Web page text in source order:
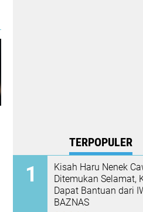
TERPOPULER
Kisah Haru Nenek
Ditemukan Selamat,
Dapat Bantuan dari
BAZNAS